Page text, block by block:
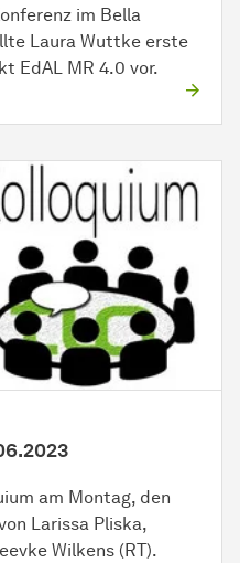
im Bella
Laura Wuttke erste
EdAL MR 4.0 vor.
am Montag, den
Larissa Pliska,
Wilkens (RT).